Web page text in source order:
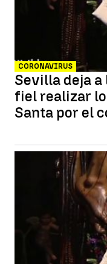
CORONAVIRUS
Sevilla deja a
fiel realizar
Santa por el